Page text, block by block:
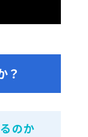
？
のか